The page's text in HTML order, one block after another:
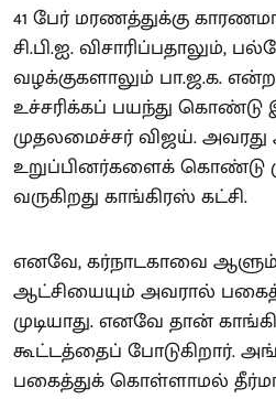
41 பேர் மரணத்துக்கு
சி.பி.ஐ. விசாரிப்பதாலும்,
வழக்குகளாலும் பா.ஜ.க.
உச்சரிக்கப் பயந்து கொண்டு
முதலமைச்சர் விஜய்.
உறுப்பினர்களைக் கொண்டு
வருகிறது காங்கிரஸ் கட்சி.
எனவே, கர்நாடகாவை
ஆட்சியையும் அவரால்
முடியாது. எனவே தான்
கூட்டத்தைப் போடுகிறார்.
பகைத்துக் கொள்ளாமல்